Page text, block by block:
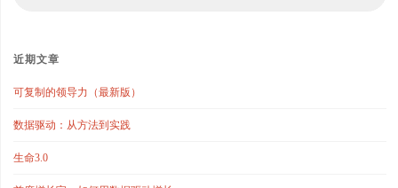
近期文章
可复制的领导力（最新版）
数据驱动：从方法到实践
生命3.0